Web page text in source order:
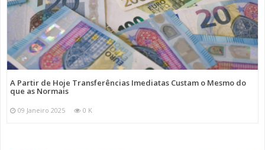
A Partir de Hoje Transferências Imediatas Custam o Mesmo do
que as Normais
09 Janeiro 2025 0 K